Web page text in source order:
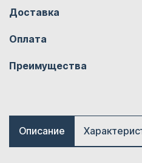
Доставка
Оплата
Преимущества
Описание